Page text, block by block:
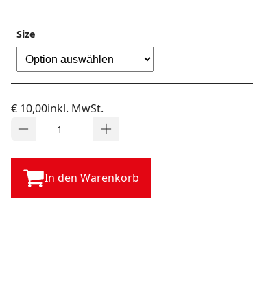
Size
€ 10,00inkl. MwSt.
In den Warenkorb